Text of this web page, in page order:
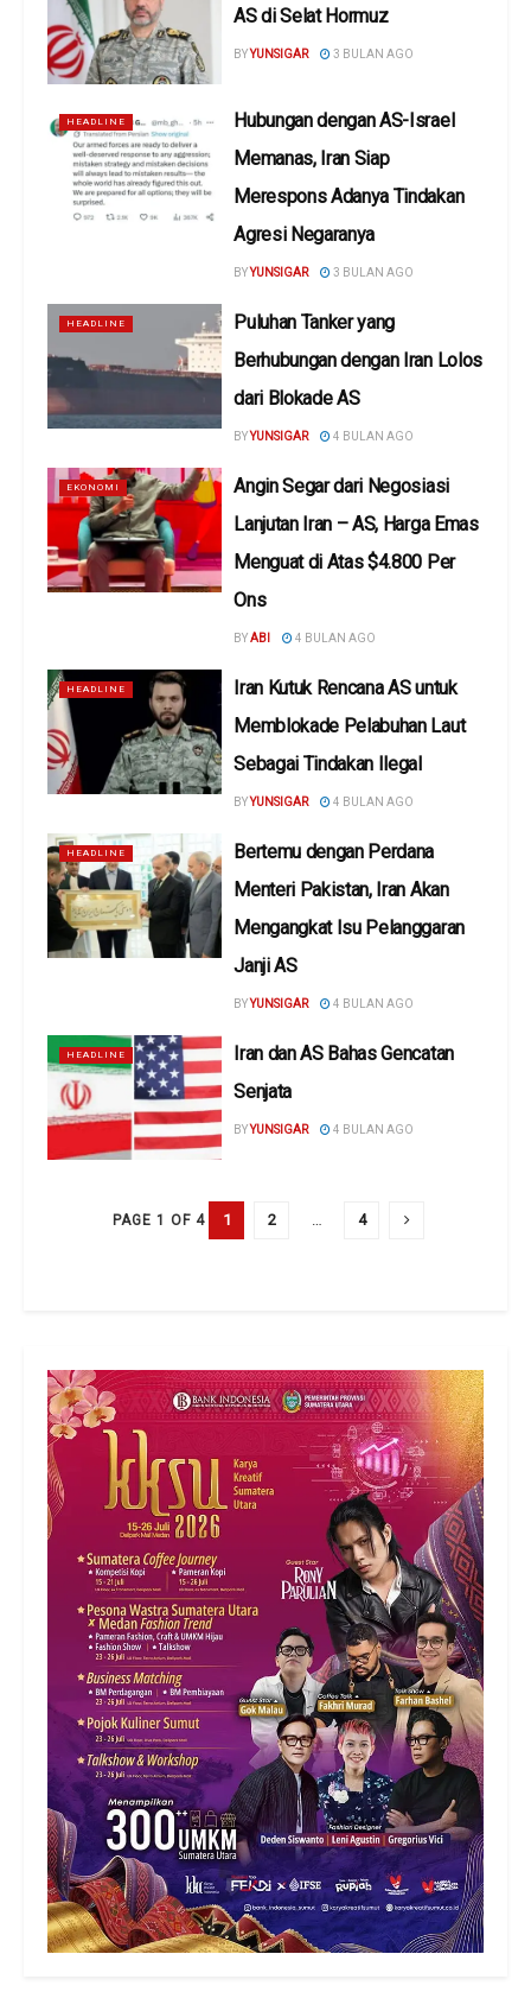
AS di Selat Hormuz
BYYUNSIGAR 3 BULAN AGO
HEADLINE
Hubungan dengan AS-Israel
Memanas, Iran Siap
Merespons Adanya Tindakan
Agresi Negaranya
BYYUNSIGAR 3 BULAN AGO
HEADLINE
Puluhan Tanker yang
Berhubungan dengan Iran Lolos
dari Blokade AS
BYYUNSIGAR 4 BULAN AGO
EKONOMI
Angin Segar dari Negosiasi
Lanjutan Iran – AS, Harga Emas
Menguat di Atas $4.800 Per
Ons
BYABI 4 BULAN AGO
HEADLINE
Iran Kutuk Rencana AS untuk
Memblokade Pelabuhan Laut
Sebagai Tindakan Ilegal
BYYUNSIGAR 4 BULAN AGO
HEADLINE
Bertemu dengan Perdana
Menteri Pakistan, Iran Akan
Mengangkat Isu Pelanggaran
Janji AS
BYYUNSIGAR 4 BULAN AGO
HEADLINE
Iran dan AS Bahas Gencatan
Senjata
BYYUNSIGAR 4 BULAN AGO
PAGE 1 OF 4 1 2 … 4